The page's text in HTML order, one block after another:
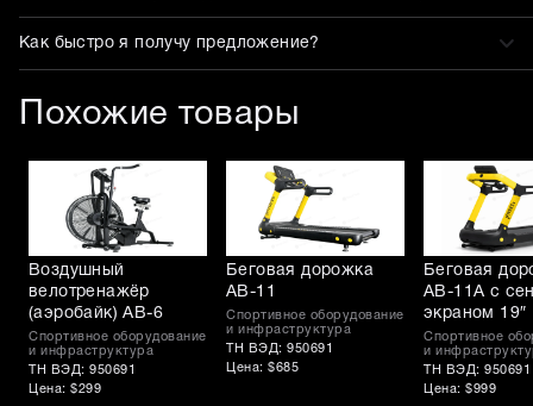
Как быстро я получу предложение?
Похожие товары
Воздушный
велотренажёр
(аэробайк) AB-6
Спортивное оборудование
и инфраструктура
ТН ВЭД: 950691
Цена: $299
Беговая дорожка
AB-11
Спортивное оборудование
и инфраструктура
ТН ВЭД: 950691
Цена: $685
Беговая
AB-11A с
экраном 19″
Спортивное
и
ТН ВЭД: 950691
Цена: $999